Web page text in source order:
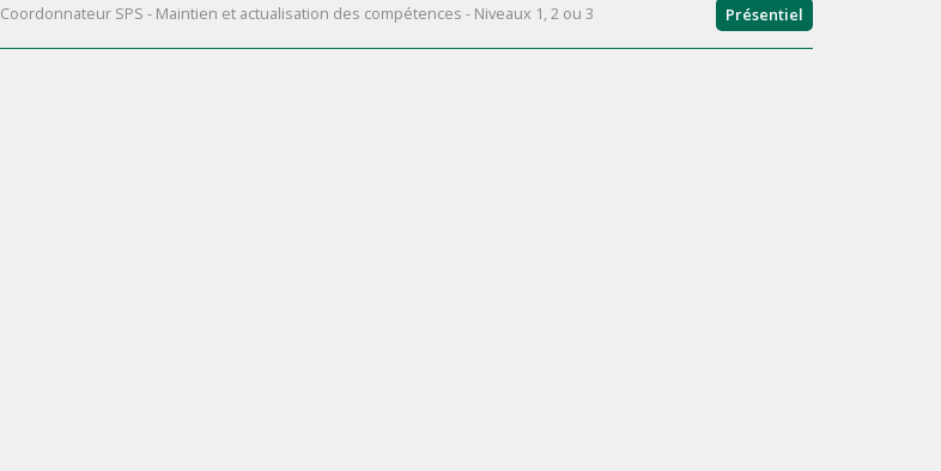
Coordonnateur SPS - Maintien et actualisation des compétences - Niveaux 1, 2 ou 3 Présentiel